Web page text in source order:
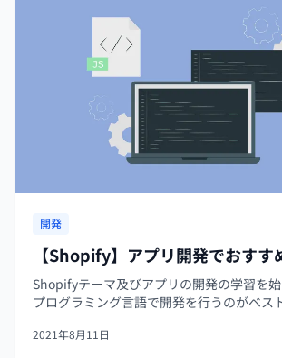
開発
【Shopify】アプリ開発でおすす
Shopifyテーマ及びアプリの開発の学習を
プログラミング言語で開発を行うのがベス
問を持つ方も多いと思います。 Shopifyアプ
2021年8月11日